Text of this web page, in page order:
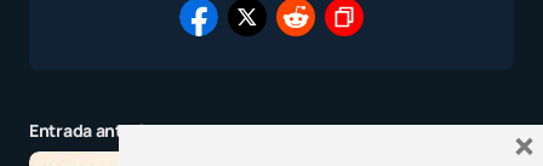
Entrada anterior ×